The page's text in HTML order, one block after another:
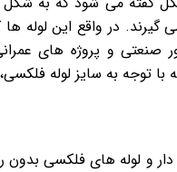
گیرند. در واقع این لوله
صنعتی و پروژه های
توجه به سایز لوله
و لوله های فلکسی